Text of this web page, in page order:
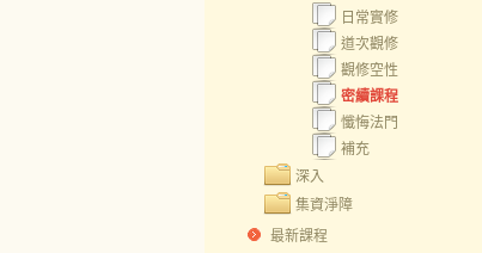
日常實修
道次觀修
觀修空性
密續課程
懺悔法門
補充
深入
集資淨障
最新課程